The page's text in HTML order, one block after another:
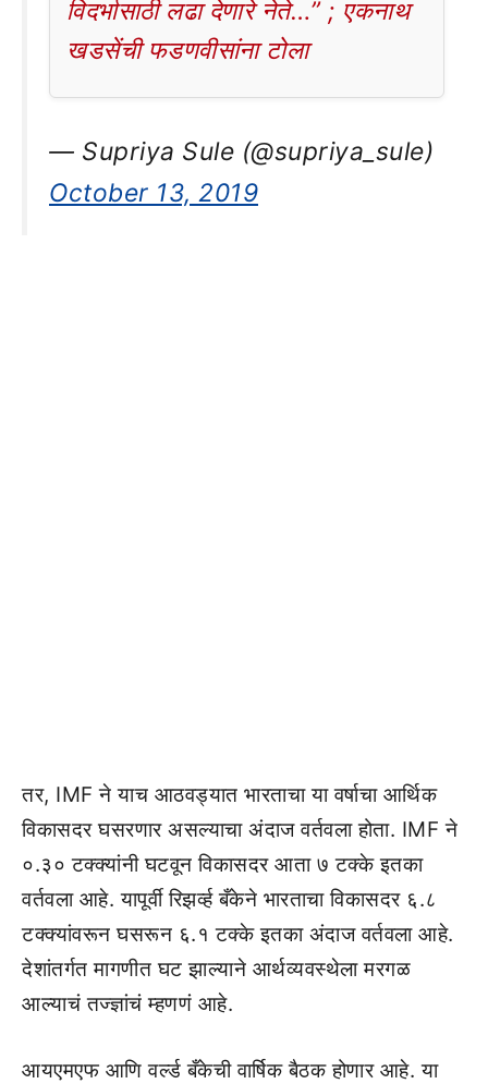
विदर्भासाठी लढा देणारे नेते…” ; एकनाथ
खडसेंची फडणवीसांना टोला
— Supriya Sule (@supriya_sule)
October 13, 2019
तर, IMF ने याच आठवड्यात भारताचा या वर्षाचा आर्थिक
विकासदर घसरणार असल्याचा अंदाज वर्तवला होता. IMF ने
०.३० टक्क्यांनी घटवून विकासदर आता ७ टक्के इतका
वर्तवला आहे. यापूर्वी रिझर्व्ह बँकेने भारताचा विकासदर ६.८
टक्क्यांवरून घसरून ६.१ टक्के इतका अंदाज वर्तवला आहे.
देशांतर्गत मागणीत घट झाल्याने आर्थव्यवस्थेला मरगळ
आल्याचं तज्ज्ञांचं म्हणणं आहे.
आयएमएफ आणि वर्ल्ड बँकेची वार्षिक बैठक होणार आहे. या